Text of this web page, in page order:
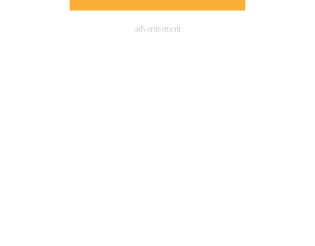
advertisement